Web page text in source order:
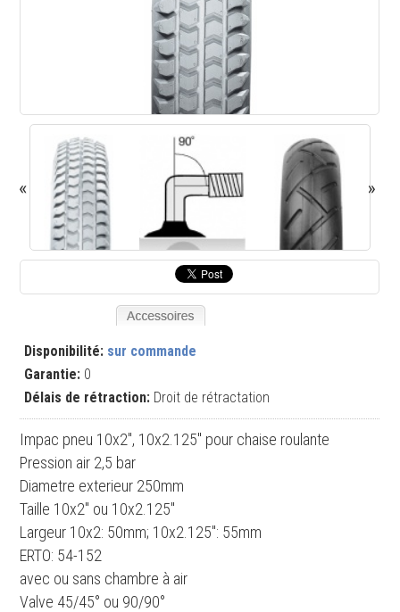
Disponibilité: sur commande
Garantie: 0
Délais de rétraction: Droit de rétractation
Impac pneu 10x2", 10x2.125" pour chaise roulante
Pression air 2,5 bar
Diametre exterieur 250mm
Taille 10x2" ou 10x2.125"
Largeur 10x2: 50mm; 10x2.125": 55mm
ERTO: 54-152
avec ou sans chambre à air
Valve 45/45° ou 90/90°